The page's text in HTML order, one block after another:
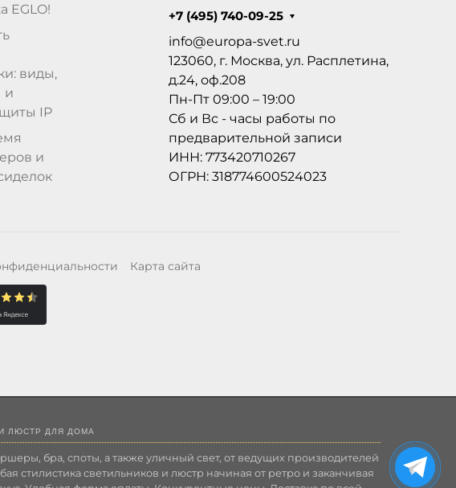
EGLO!
виды,
и
IP
и
+7 (495) 740-09-25
info@europa-svet.ru
123060, г. Москва, ул. Расплетина,
д.24, оф.208
Пн-Пт 09:00 – 19:00
Сб и Вс - часы работы по
предварительной записи
ИНН: 773420710267
ОГРН: 318774600524023
Карта сайта
ЛЮСТР ДЛЯ ДОМА
бра, споты, а также уличный свет, от ведущих производителей
стилистика светильников и люстр начиная от ретро и заканчивая